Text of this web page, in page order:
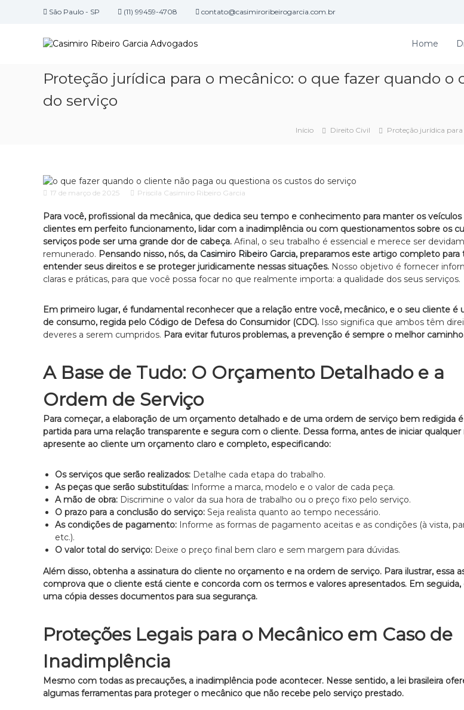
São Paulo - SP (11) 99459-4708 contato@casimiroribeirogarcia.com.br
i
b
e
r
o
G
a
r
i
a
A
o
c
i
a
i
a
d
o
c
a
c
i
a
m
S
ã
a
e
s
p
c
i
a
i
a
o
e
m
r
o
d
Home
Proteção jurídica para o mecânico: o que fazer quando
do serviço
Início Direito Civil Proteção jurídica
17 de março de 2025 Priscila Casimiro Ribeiro Garcia
Para você, profissional da mecânica, que dedica seu tempo e conhecimento para manter os veículos
clientes em perfeito funcionamento, lidar com a inadimplência ou com questionamentos sobre os
serviços pode ser uma grande dor de cabeça. Afinal, o seu trabalho é essencial e merece ser
remunerado. Pensando nisso, nós, da Casimiro Ribeiro Garcia, preparamos este artigo completo para
entender seus direitos e se proteger juridicamente nessas situações. Nosso objetivo é fornecer
claras e práticas, para que você possa focar no que realmente importa: a qualidade dos seus serviços.
Em primeiro lugar, é fundamental reconhecer que a relação entre você, mecânico, e o seu cliente é
de consumo, regida pelo Código de Defesa do Consumidor (CDC). Isso significa que ambos têm
deveres a serem cumpridos. Para evitar futuros problemas, a prevenção é sempre o melhor
A Base de Tudo: O Orçamento Detalhado e a
Ordem de Serviço
Para começar, a elaboração de um orçamento detalhado e de uma ordem de serviço bem redigida
partida para uma relação transparente e segura com o cliente. Dessa forma, antes de iniciar qualquer
apresente ao cliente um orçamento claro e completo, especificando:
Os serviços que serão realizados: Detalhe cada etapa do trabalho.
As peças que serão substituídas: Informe a marca, modelo e o valor de cada peça.
A mão de obra: Discrimine o valor da sua hora de trabalho ou o preço fixo pelo serviço.
O prazo para a conclusão do serviço: Seja realista quanto ao tempo necessário.
As condições de pagamento: Informe as formas de pagamento aceitas e as condições (à vista,
etc.).
O valor total do serviço: Deixe o preço final bem claro e sem margem para dúvidas.
Além disso, obtenha a assinatura do cliente no orçamento e na ordem de serviço. Para ilustrar, essa
comprova que o cliente está ciente e concorda com os termos e valores apresentados. Em
uma cópia desses documentos para sua segurança.
Proteções Legais para o Mecânico em Caso de
Inadimplência
Mesmo com todas as precauções, a inadimplência pode acontecer. Nesse sentido, a lei brasileira
algumas ferramentas para proteger o mecânico que não recebe pelo serviço prestado.